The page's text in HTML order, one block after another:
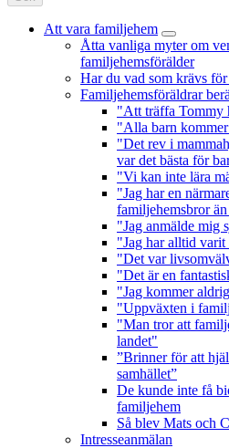
Att vara familjehem
Åtta vanliga myter om
familjehemsförälder
Har du vad som krävs
Familjehemsföräldrar
"Att träffa Tommy
"Alla barn
"Det rev i
var det bästa för
"Vi kan inte lära
"Jag har en
familjehemsbror
"Jag anmälde mig
"Jag har alltid
"Det var
"Det är en
"Jag kommer
"Uppväxten i
"Man tror att
landet"
”Brinner för att
samhället”
De kunde inte få
familjehem
Så blev Mats och
Intresseanmälan